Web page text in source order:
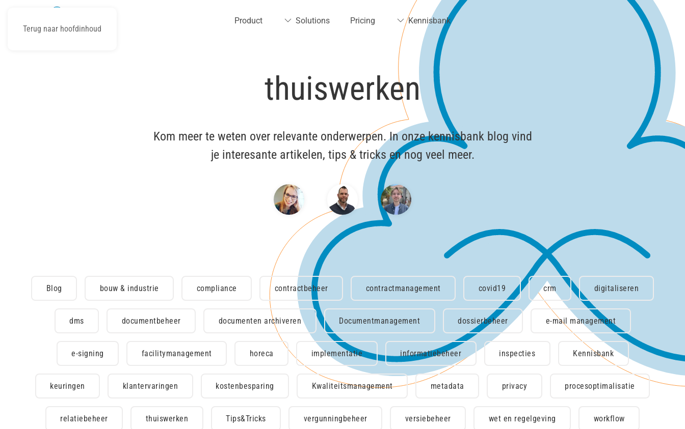
Terug naar hoofdinhoud
Product Solutions Pricing Kennisbank
thuiswerken
Kom meer te weten over relevante onderwerpen. In onze kennisbank blog vind
je interesante artikelen, tips & tricks en nog veel meer.
Blog bouw & industrie compliance contractbeheer contractmanagement covid19 crm digitaliseren
dms documentbeheer documenten archiveren Documentmanagement dossierbeheer e-mail management
e-signing facilitymanagement horeca implementatie informatiebeheer inspecties Kennisbank
keuringen klantervaringen kostenbesparing Kwaliteitsmanagement metadata privacy procesoptimalisatie
relatiebeheer thuiswerken Tips&Tricks vergunningbeheer versiebeheer wet en regelgeving workflow